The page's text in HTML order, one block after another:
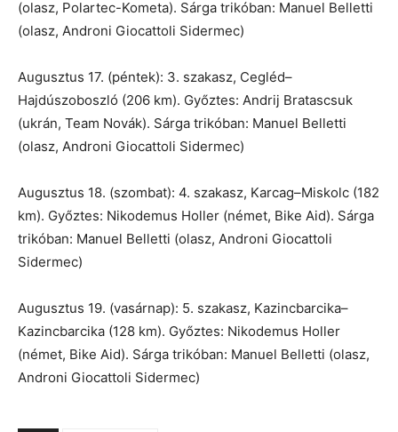
(olasz, Polartec-Kometa). Sárga trikóban: Manuel Belletti
(olasz, Androni Giocattoli Sidermec)
Augusztus 17. (péntek): 3. szakasz, Cegléd–
Hajdúszoboszló (206 km). Győztes: Andrij Bratascsuk
(ukrán, Team Novák). Sárga trikóban: Manuel Belletti
(olasz, Androni Giocattoli Sidermec)
Augusztus 18. (szombat): 4. szakasz, Karcag–Miskolc (182
km). Győztes: Nikodemus Holler (német, Bike Aid). Sárga
trikóban: Manuel Belletti (olasz, Androni Giocattoli
Sidermec)
Augusztus 19. (vasárnap): 5. szakasz, Kazincbarcika–
Kazincbarcika (128 km). Győztes: Nikodemus Holler
(német, Bike Aid). Sárga trikóban: Manuel Belletti (olasz,
Androni Giocattoli Sidermec)